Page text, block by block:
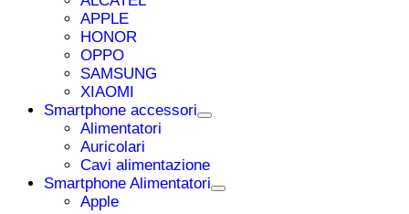
APPLE
HONOR
OPPO
SAMSUNG
XIAOMI
Smartphone accessori
Alimentatori
Auricolari
Cavi alimentazione
Smartphone Alimentatori
Apple